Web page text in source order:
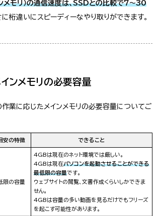
メモリ）の通信速度は、SSDとの比較で7〜30
に桁違いにスピーディーなやり取りができます。
ンメモリの必要容量
作業に応じたメインメモリの必要容量についてご
安の特徴 できること
限の容量
4GBは現在のネット環境では厳しい。
4GBは現在パソコンを起動させることができる
最低限の容量です。
ウェブサイトの閲覧、文書作成くらいしかできま
せん。
4GBは容量の多い動画を見るだけでもフリーズ
を起こす可能性があります。